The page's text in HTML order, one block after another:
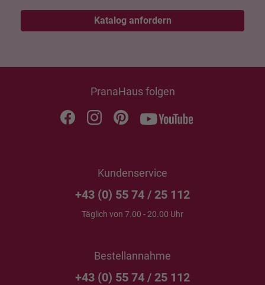
Katalog anfordern
PranaHaus folgen
Kundenservice
+43 (0) 55 74 / 25 112
Täglich von 7.00 - 20.00 Uhr
Bestellannahme
+43 (0) 55 74 / 25 112